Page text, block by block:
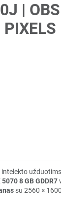
|
8 GB GDDR7
su 2560 ×